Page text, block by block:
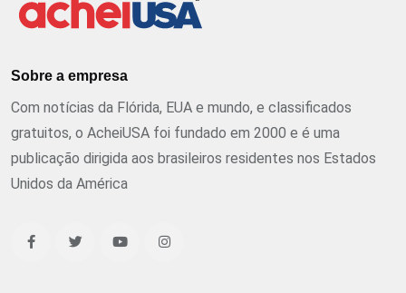
Sobre a empresa
Com notícias da Flórida, EUA e mundo, e classificados
gratuitos, o AcheiUSA foi fundado em 2000 e é uma
publicação dirigida aos brasileiros residentes nos Estados
Unidos da América